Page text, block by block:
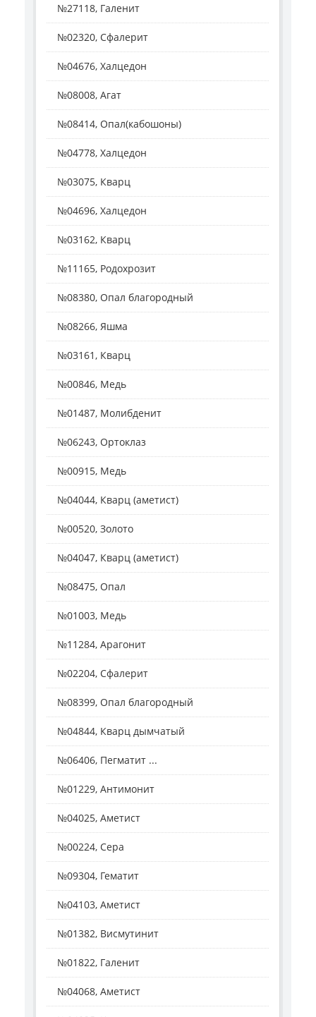
№27118, Галенит
№02320, Сфалерит
№04676, Халцедон
№08008, Агат
№08414, Опал(кабошоны)
№04778, Халцедон
№03075, Кварц
№04696, Халцедон
№03162, Кварц
№11165, Родохрозит
№08380, Опал благородный
№08266, Яшма
№03161, Кварц
№00846, Медь
№01487, Молибденит
№06243, Ортоклаз
№00915, Медь
№04044, Кварц (аметист)
№00520, Золото
№04047, Кварц (аметист)
№08475, Опал
№01003, Медь
№11284, Арагонит
№02204, Сфалерит
№08399, Опал благородный
№04844, Кварц дымчатый
№06406, Пегматит ...
№01229, Антимонит
№04025, Аметист
№00224, Сера
№09304, Гематит
№04103, Аметист
№01382, Висмутинит
№01822, Галенит
№04068, Аметист